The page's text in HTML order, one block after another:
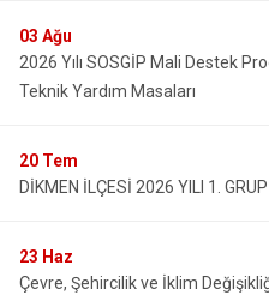
Saraydüzü
Türkeli
03 Ağu
2026 Yılı SOSGİP Mali Destek
Teknik Yardım Masaları
20 Tem
DİKMEN İLÇESİ 2026 YILI 1.
23 Haz
Çevre, Şehircilik ve İklim